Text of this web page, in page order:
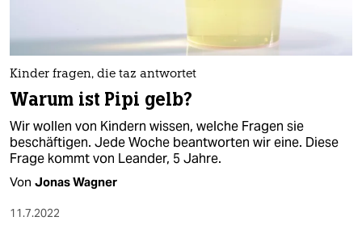
Kinder fragen, die taz antwortet
Warum ist Pipi gelb?
Wir wollen von Kindern wissen, welche Fragen sie
beschäftigen. Jede Woche beantworten wir eine. Diese
Frage kommt von Leander, 5 Jahre.
Von Jonas Wagner
11.7.2022